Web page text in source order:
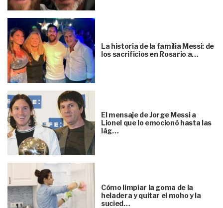
La historia de la familia Messi: de
los sacrificios en Rosario a…
El mensaje de Jorge Messi a
Lionel que lo emocionó hasta las
lág…
Cómo limpiar la goma de la
heladera y quitar el moho y la
sucied…